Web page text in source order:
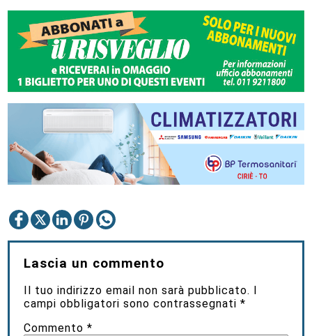
Lascia un commento
Il tuo indirizzo email non sarà pubblicato.
campi obbligatori sono contrassegnati*
Commento*